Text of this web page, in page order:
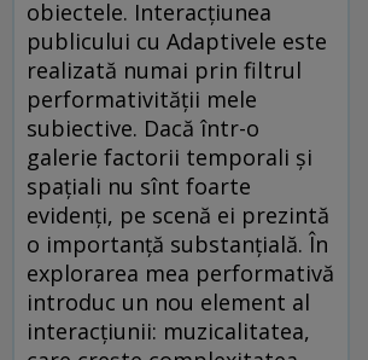
obiectele. Interacțiunea
publicului cu Adaptivele este
realizată numai prin filtrul
performativității mele
subiective. Dacă într-o
galerie factorii temporali și
spațiali nu sînt foarte
evidenți, pe scenă ei prezintă
o importanță substanțială. În
explorarea mea performativă
introduc un nou element al
interacțiunii: muzicalitatea,